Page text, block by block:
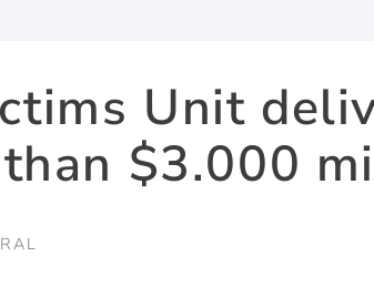
Unit
than $3.000